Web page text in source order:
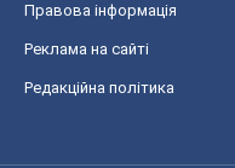
Правова інформація
Реклама на сайті
Редакційна політика